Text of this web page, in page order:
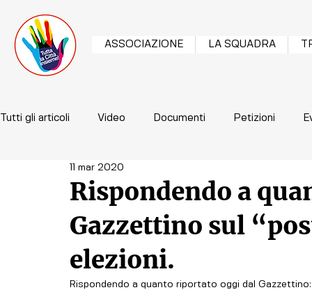
ASSOCIAZIONE LA SQUADRA
Tutti gli articoli Video Documenti Petizioni
Rispondendo a
Gazzettino sul
elezioni.
11 mar 2020
Rispondendo a quanto riportato oggi dal